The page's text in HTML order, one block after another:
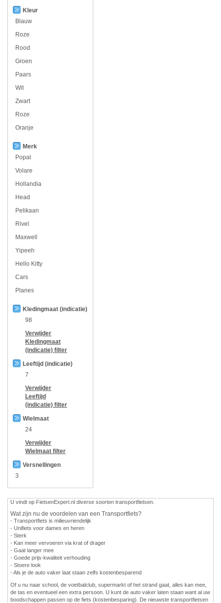
Kleur
Blauw
Roze
Rood
Groen
Paars
Wit
Zwart
Roze
Oranje
Merk
Popal
Volare
Hollandia
Head
Pelikaan
Rivel
Maxwell
Yipeeh
Hello Kitty
Cars
Planes
Kledingmaat (indicatie)
98
Verwijder
Kledingmaat
(indicatie) filter
Leeftijd (indicatie)
7
Verwijder
Leeftijd
(indicatie) filter
Wielmaat
24
Verwijder
Wielmaat filter
Versnellingen
3
U vindt op FietsenExpert.nl diverse soorten transportfietsen.
Wat zijn nu de voordelen van een Transportfiets?
- Transportfiets is milieuvriendelijk
- Unifiets voor dames en heren
- Sterk
- Kan meer vervoeren via krat of drager
- Gaat langer mee
- Goede prijs-kwaliteit verhouding
- Stoere look
- Als je de auto vaker laat staan zelfs kostenbesparend
Of u nu naar school, de voetbalclub, supermarkt of het strand gaat, alles kan mee,
de tas en eventueel een extra persoon. U kunt de auto vaker laten staan want al uw
boodschappen passen op de fiets (kostenbesparing). De nieuwste transportfietsen